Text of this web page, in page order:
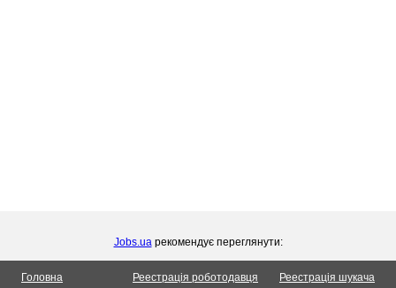
Jobs.uaрекомендує переглянути:
Головна
Реестрація роботодавця
Реестрація шукача